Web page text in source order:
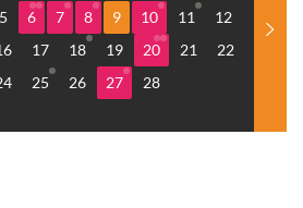
5 6 7 8 9 10 11
12
17 18 19 20 21
22
25 26 27 28